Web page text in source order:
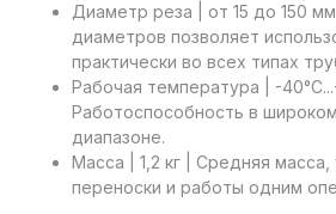
Диаметр реза | от 15 до 150
диаметров позволяет
практически во всех типах
Рабочая температура | -
Работоспособность в
диапазоне.
Масса | 1,2 кг | Средняя масса,
переноски и работы одним